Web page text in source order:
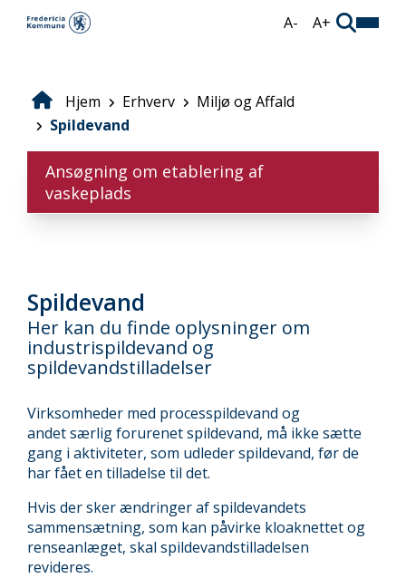
A- A+
Brødkrumme
Hjem Erhverv
Miljø og Affald
Spildevand
Ansøgning om etablering af
vaskeplads
Spildevand
Her kan du finde oplysninger om
industrispildevand og
spildevandstilladelser
Virksomheder med processpildevand og
andet særlig forurenet spildevand, må ikke sætte
gang i aktiviteter, som udleder spildevand, før de
har fået en tilladelse til det.
Hvis der sker ændringer af spildevandets
sammensætning, som kan påvirke kloaknettet og
renseanlæget, skal spildevandstilladelsen
revideres.